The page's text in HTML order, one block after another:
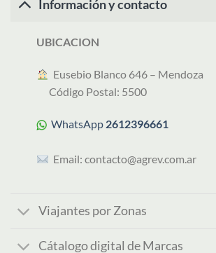
Información y contacto
UBICACION
︎ Eusebio Blanco 646 – Mendoza
Código Postal: 5500
WhatsApp 2612396661
Email:contacto@agrev.com.ar
Viajantes por Zonas
Cátalogo digital de Marcas